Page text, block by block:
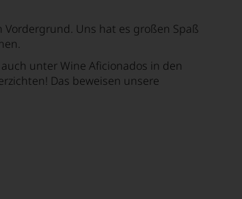
Uns hat es großen Spaß
unter Wine Aficionados in den
Das beweisen unsere